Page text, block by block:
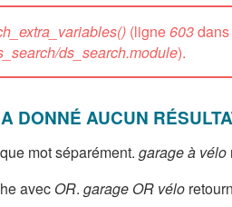
(ligne603dans
ds_search.module).
DONNÉ AUCUN
mot séparément. garage à vélo
avec OR. garage OR vélo